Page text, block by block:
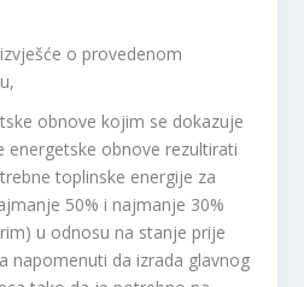
o provedenom
obnove kojim se dokazuje
energetske obnove rezultirati
toplinske energije za
50% i najmanje 30%
u odnosu na stanje prije
napomenuti da izrada glavnog